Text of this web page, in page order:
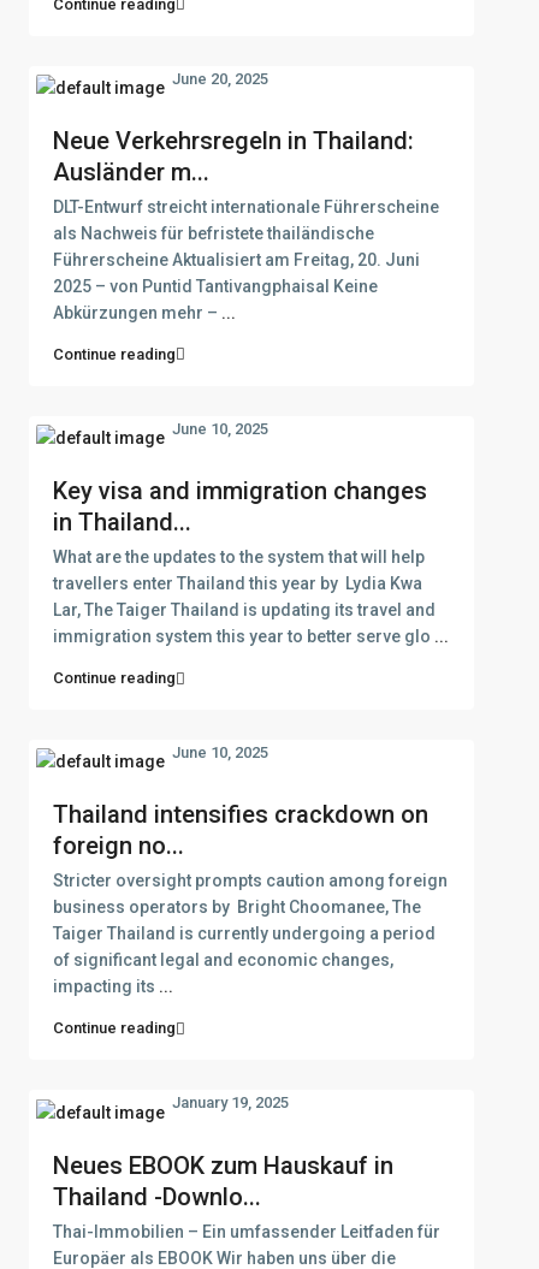
Continue reading
Neue Verkehrsregeln in Thailand:
Ausländer m...
June 20, 2025
DLT-Entwurf streicht internationale Führerscheine
als Nachweis für befristete thailändische
Führerscheine Aktualisiert am Freitag, 20. Juni
2025 – von Puntid Tantivangphaisal Keine
Abkürzungen mehr – ...
Continue reading
Key visa and immigration changes
in Thailand...
June 10, 2025
What are the updates to the system that will help
travellers enter Thailand this year by Lydia Kwa
Lar, The Taiger Thailand is updating its travel and
immigration system this year to better serve glo ...
Continue reading
Thailand intensifies crackdown on
foreign no...
June 10, 2025
Stricter oversight prompts caution among foreign
business operators by Bright Choomanee, The
Taiger Thailand is currently undergoing a period
of significant legal and economic changes,
impacting its ...
Continue reading
Neues EBOOK zum Hauskauf in
Thailand -Downlo...
January 19, 2025
Thai-Immobilien – Ein umfassender Leitfaden für
Europäer als EBOOK Wir haben uns über die